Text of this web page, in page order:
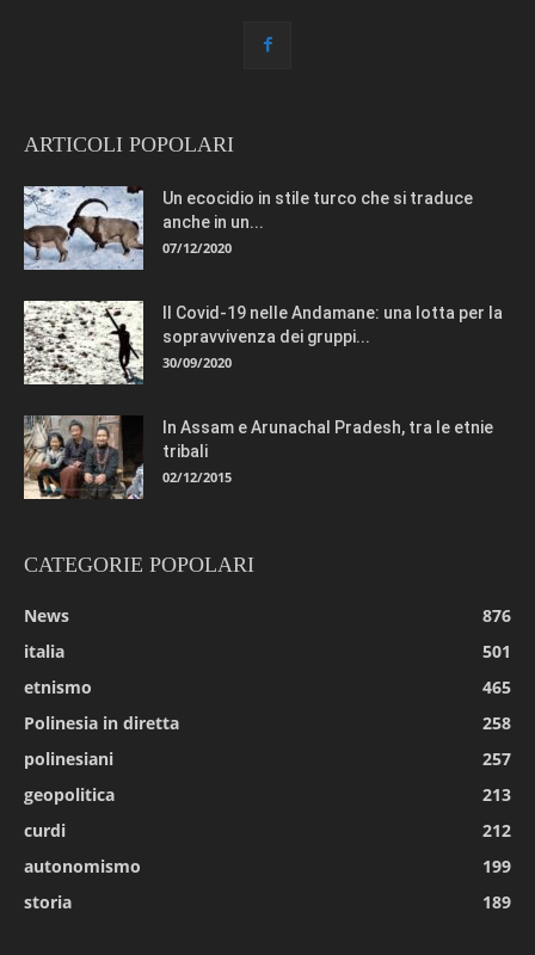
ARTICOLI POPOLARI
Un ecocidio in stile turco che si traduce
anche in un...
07/12/2020
Il Covid-19 nelle Andamane: una lotta per la
sopravvivenza dei gruppi...
30/09/2020
In Assam e Arunachal Pradesh, tra le etnie
tribali
02/12/2015
CATEGORIE POPOLARI
News
876
italia
501
etnismo
465
Polinesia in diretta
258
polinesiani
257
geopolitica
213
curdi
212
autonomismo
199
storia
189